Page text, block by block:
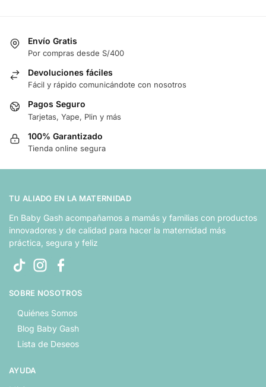
Envío Gratis
Por compras desde S/400
Devoluciones fáciles
Fácil y rápido comunicándote con nosotros
Pagos Seguro
Tarjetas, Yape, Plin y más
100% Garantizado
Tienda online segura
TU ALIADO EN LA MATERNIDAD
En Baby Gash acompañamos a mamás y familias con productos
innovadores y de calidad para hacer la maternidad más
práctica, segura y feliz
SOBRE NOSOTROS
Quiénes Somos
Blog Baby Gash
Lista de Deseos
AYUDA